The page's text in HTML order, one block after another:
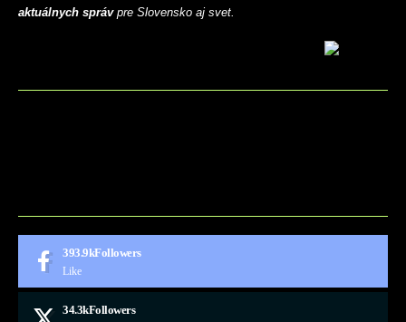
aktuálnych správpre Slovensko aj svet.
393.9kFollowers
Like
34.3kFollowers